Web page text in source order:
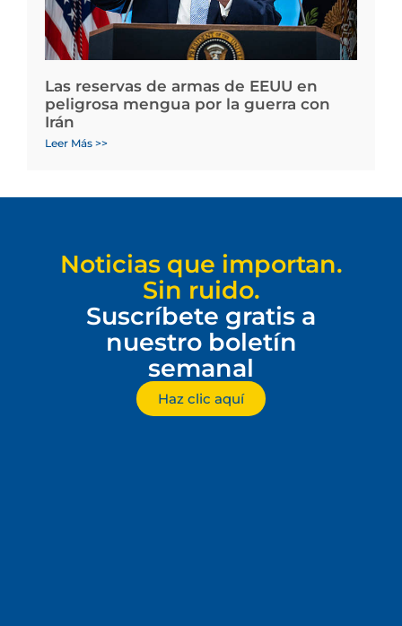
Las reservas de armas de EEUU en
peligrosa mengua por la guerra con
Irán
Leer Más >>
Noticias que importan.
Sin ruido.
Suscríbete gratis a
nuestro boletín
semanal
Haz clic aquí